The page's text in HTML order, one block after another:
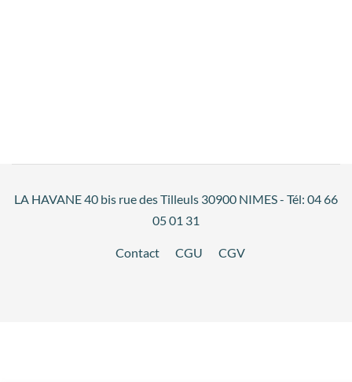
LA HAVANE 40 bis rue des Tilleuls 30900 NIMES - Tél: 04 66
05 01 31
Contact CGU CGV